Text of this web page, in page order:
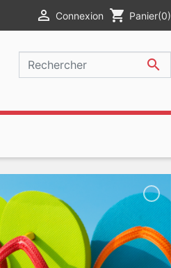
 Connexion shopping_cart Panier(0)
